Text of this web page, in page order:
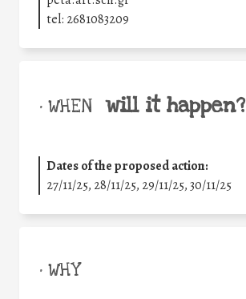
tel: 2681083209
• WHEN will it happen?
Dates of the proposed action:
27/11/25, 28/11/25, 29/11/25,30/11/25
• WHY